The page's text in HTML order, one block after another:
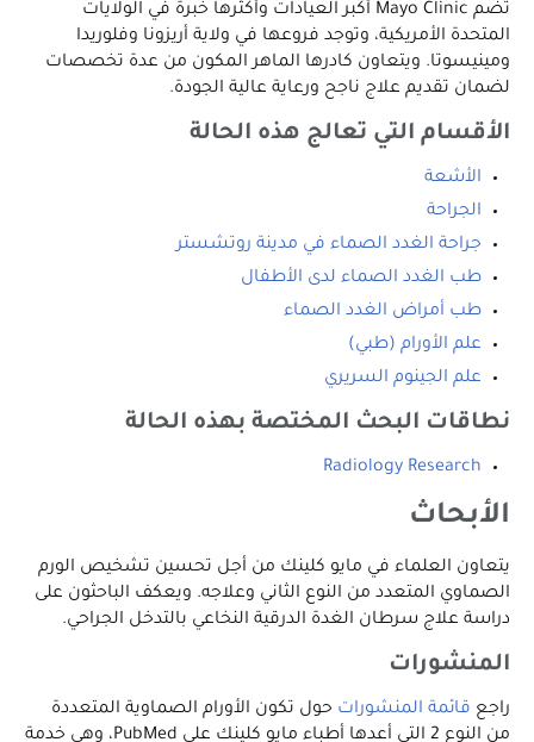
تضم Mayo Clinic أكبر العيادات وأكثرها خبرة في الولايات
المتحدة الأمريكية، وتوجد فروعها في ولاية أريزونا وفلوريدا
ومينيسوتا. ويتعاون كادرها الماهر المكون من عدة تخصصات
لضمان تقديم علاج ناجح ورعاية عالية الجودة.
الأقسام التي تعالج هذه الحالة
الأشعة
الجراحة
جراحة الغدد الصماء في مدينة روتشستر
طب الغدد الصماء لدى الأطفال
طب أمراض الغدد الصماء
علم الأورام (طبي)
علم الجينوم السريري
نطاقات البحث المختصة بهذه الحالة
Radiology Research
الأبحاث
يتعاون العلماء في مايو كلينك من أجل تحسين تشخيص الورم
الصماوي المتعدد من النوع الثاني وعلاجه. ويعكف الباحثون على
دراسة علاج سرطان الغدة الدرقية النخاعي بالتدخل الجراحي.
المنشورات
راجع قائمة المنشورات حول تكون الأورام الصماوية المتعددة
من النوع 2 التي أعدها أطباء مايو كلينك على PubMed، وهي خدمة